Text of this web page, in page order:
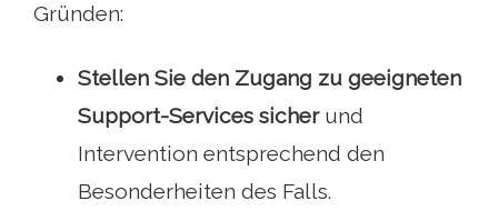
Gründen:
Stellen Sie den Zugang zu geeigneten
Support-Services sicherund
Intervention entsprechend den
Besonderheiten des Falls.